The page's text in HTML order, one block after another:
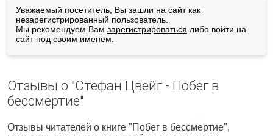
Уважаемый посетитель, Вы зашли на сайт как
незарегистрированный пользователь.
Мы рекомендуем Вам зарегистрироваться либо войти на
сайт под своим именем.
Отзывы о "Стефан Цвейг - Побег в
бессмертие"
Отзывы читателей о книге "Побег в бессмертие",